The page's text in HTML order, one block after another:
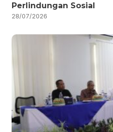
Perlindungan Sosial
28/07/2026